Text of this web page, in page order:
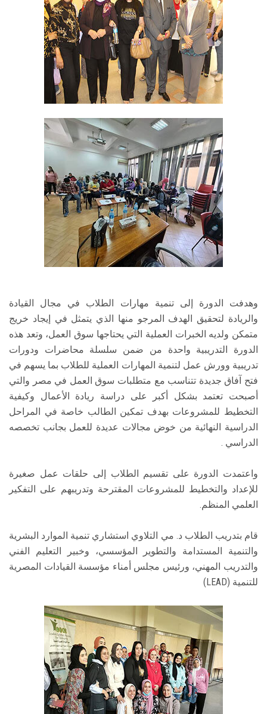
وهدفت الدورة إلى تنمية مهارات الطلاب في مجال القيادة
والريادة لتحقيق الهدف المرجو منها الذي يتمثل في إيجاد خريج
متمكن ولديه الخبرات العملية التي يحتاجها سوق العمل، وتعد هذه
الدورة التدريبية واحدة من ضمن سلسلة محاضرات ودورات
تدريبية وورش عمل لتنمية المهارات العملية للطلاب بما يسهم في
فتح آفاق جديدة تتناسب مع متطلبات سوق العمل في مصر والتي
أصبحت تعتمد بشكل أكبر على دراسة ريادة الأعمال وكيفية
التخطيط للمشروعات بهدف تمكين الطالب خاصة في المراحل
الدراسية النهائية من خوض مجالات عديدة للعمل بجانب تخصصه
الدراسي .
واعتمدت الدورة على تقسيم الطلاب إلى حلقات عمل صغيرة
للإعداد والتخطيط للمشروعات المقترحة وتدريبهم على التفكير
العلمي المنظم.
قام بتدريب الطلاب د. مي التلاوي استشاري تنمية الموارد البشرية
والتنمية المستدامة والتطوير المؤسسي، وخبير التعليم الفني
والتدريب المهني، ورئيس مجلس أمناء مؤسسة القيادات المصرية
للتنمية (LEAD)